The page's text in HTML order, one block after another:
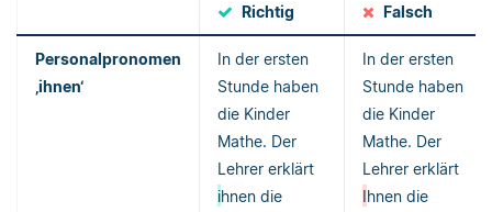
Richtig Falsch
Personalpronomen
‚ihnen‘
In der ersten
Stunde haben
die Kinder
Mathe. Der
Lehrer erklärt
ihnen die
In der ersten
Stunde haben
die Kinder
Mathe. Der
Lehrer erklärt
Ihnen die